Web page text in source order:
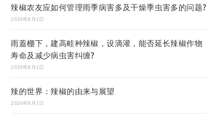
辣椒农友应如何管理雨季病害多及干燥季虫害多的问题?
2026年8月1日
雨蓋棚下，建高畦种辣椒，设滴灌，能否延长辣椒作物
寿命及减少病虫害纠缠?
2026年8月1日
辣的世界：辣椒的由来与展望
2026年8月1日